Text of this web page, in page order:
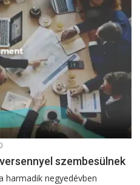
szembesülnek
harmadik negyedévben